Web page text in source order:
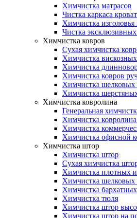
Химчистка матрасов
Чистка каркаса
Химчистка изголовья
Чистка эксклюзивных
Химчистка ковров
Сухая химчистка
Химчистка
Химчистка
Химчистка ковров
Химчистка шелковых
Химчистка
Химчистка ковролина
Генеральная
Химчистка
Химчистка
Химчистка офисной
Химчистка штор
Химчистка штор
Сухая химчистка
Химчистка плотных
Химчистка шелковых
Химчистка
Химчистка тюля
Химчистка штор
Химчистка штор на